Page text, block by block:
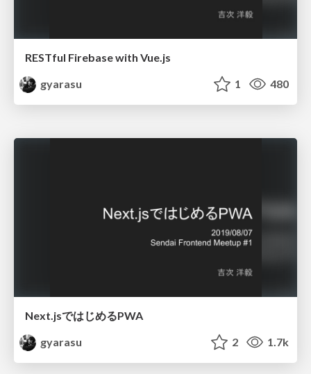
RESTful Firebase with Vue.js
gyarasu
1 480
Next.jsではじめるPWA
gyarasu
2 1.7k